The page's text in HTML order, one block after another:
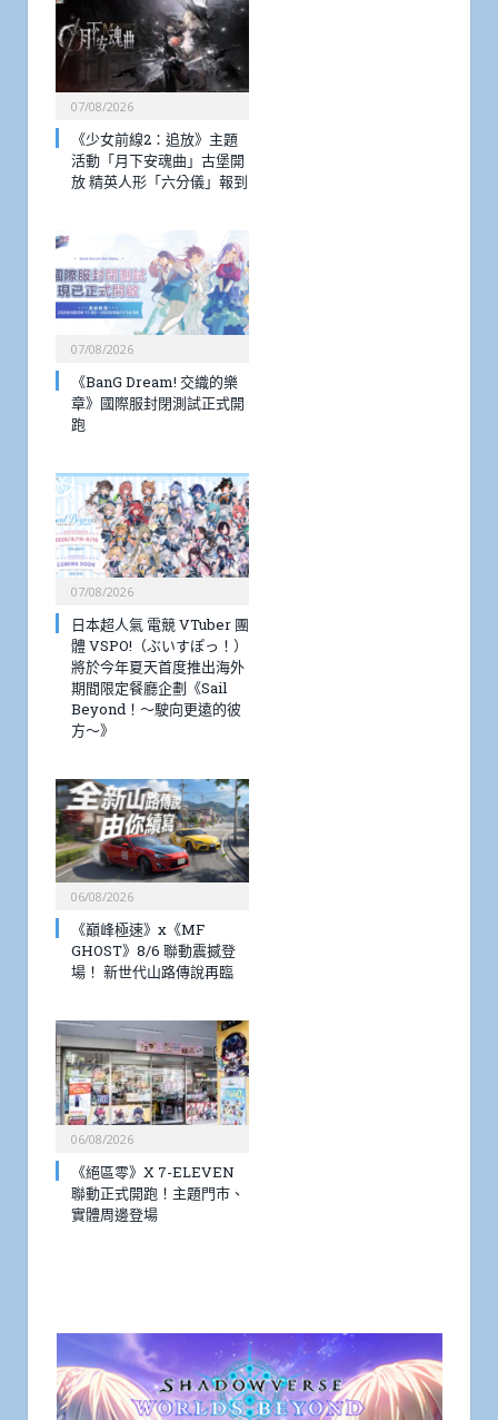
07/08/2026
《少女前線2：追放》主題
活動「月下安魂曲」古堡開
放 精英人形「六分儀」報到
07/08/2026
《BanG Dream! 交織的樂
章》國際服封閉測試正式開
跑
07/08/2026
日本超人氣 電競 VTuber 團
體 VSPO!（ぶいすぽっ！）
將於今年夏天首度推出海外
期間限定餐廳企劃《Sail
Beyond！～駛向更遠的彼
方～》
06/08/2026
《巔峰極速》x《MF
GHOST》8/6 聯動震撼登
場！ 新世代山路傳說再臨
06/08/2026
《絕區零》X 7-ELEVEN
聯動正式開跑！主題門市、
實體周邊登場